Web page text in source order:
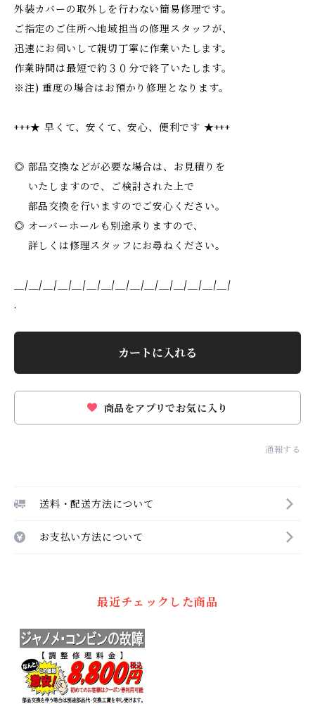
外装カバーの取外しを行わない簡易修理です。
ご指定のご住所へ地域担当の修理スタッフが、
迅速にお伺いして親切丁寧に作業いたします。
作業時間は最短で約３０分で終了いたします。
※注) 重度の場合はお預かり修理となります。
+++★ 早くて、安くて、安心、便利です ★+++
◎ 部品交換などが必要な場合は、お見積りを
いたしますので、ご検討された上で
部品交換を行いますのでご安心ください。
◎ オーバーホールも別途承りますので、
詳しくは修理スタッフにお尋ねください。
＿/＿/＿/＿/＿/＿/＿/＿/＿/＿/＿/＿/＿/＿/＿/
.
カートに入れる
商品をアプリでお気に入り
通報する
送料・配送方法について
お支払い方法について
最近チェックした商品